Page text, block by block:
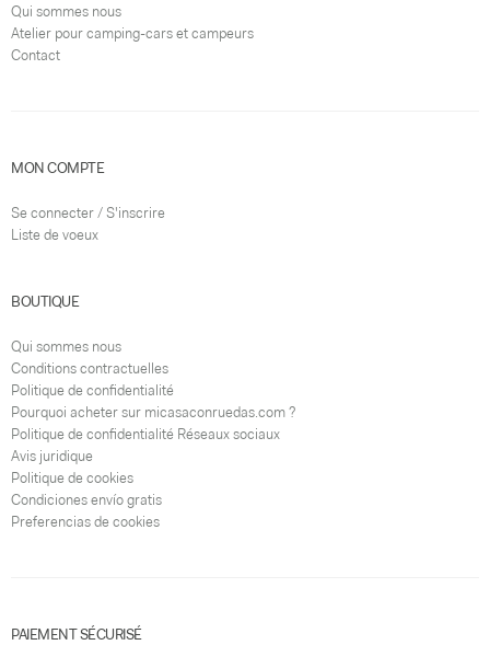
Qui sommes nous
Atelier pour camping-cars et campeurs
Contact
MON COMPTE
Se connecter / S'inscrire
Liste de voeux
BOUTIQUE
Qui sommes nous
Conditions contractuelles
Politique de confidentialité
Pourquoi acheter sur micasaconruedas.com ?
Politique de confidentialité Réseaux sociaux
Avis juridique
Politique de cookies
Condiciones envío gratis
Preferencias de cookies
PAIEMENT SÉCURISÉ